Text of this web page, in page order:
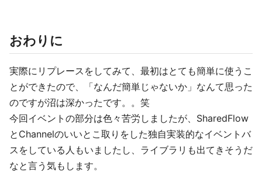
おわりに
実際にリプレースをしてみて、最初はとても簡単に使うこ
とができたので、「なんだ簡単じゃないか」なんて思った
のですが沼は深かったです。。笑
今回イベントの部分は色々苦労しましたが、SharedFlow
とChannelのいいとこ取りをした独自実装的なイベントバ
スをしている人もいましたし、ライブラリも出てきそうだ
なと言う気もします。